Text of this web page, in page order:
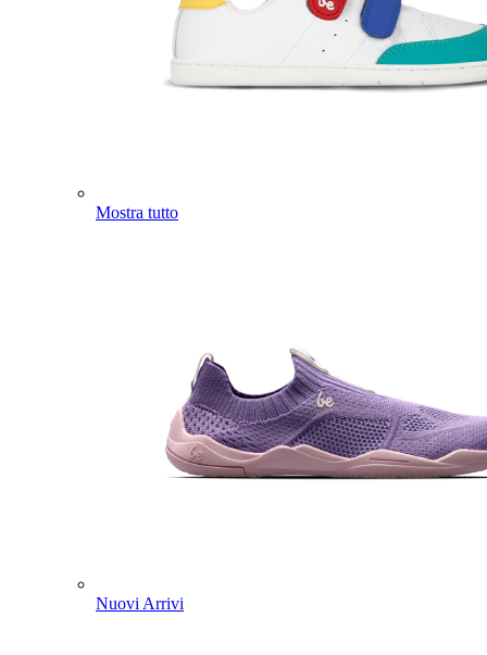
Mostra tutto
Nuovi Arrivi